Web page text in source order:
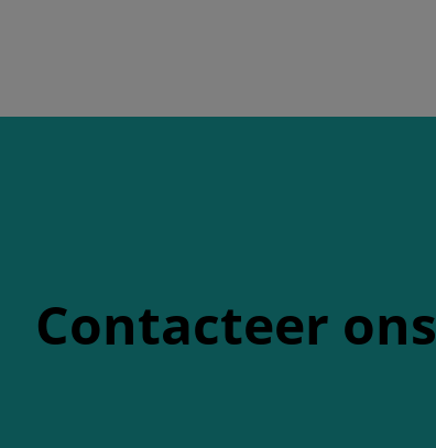
Contacteer ons